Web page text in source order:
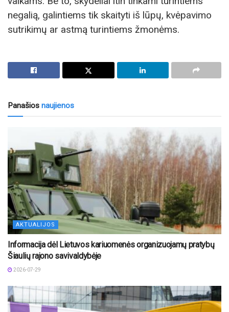
negalią, galintiems tik skaityti iš lūpų, kvėpavimo
sutrikimų ar astmą turintiems žmonėms.
Panašios naujienos
AKTUALIJOS
Informacija dėl Lietuvos kariuomenės organizuojamų pratybų
Šiaulių rajono savivaldybėje
2026-07-29